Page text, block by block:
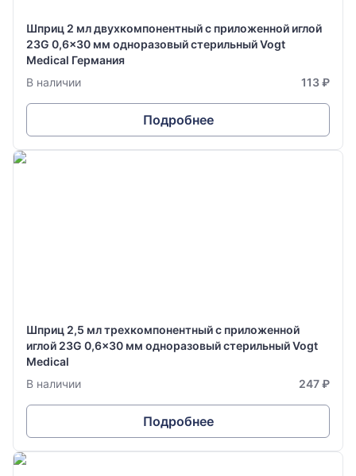
Шприц 2 мл двухкомпонентный с приложенной иглой
23G 0,6x30 мм одноразовый стерильный Vogt
Medical Германия
В наличии
113 ₽
Подробнее
Шприц 2,5 мл трехкомпонентный с приложенной
иглой 23G 0,6x30 мм одноразовый стерильный Vogt
Medical
В наличии
247 ₽
Подробнее